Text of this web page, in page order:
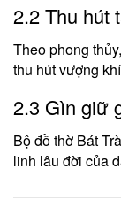
2.2 Thu hút
Theo phong
thu hút vượng
2.3 Gìn giữ
Bộ đồ thờ Bát
linh lâu đời của